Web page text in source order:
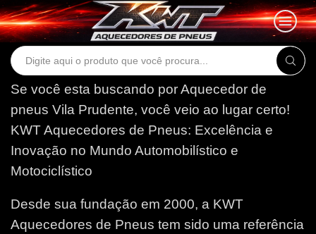
Search
Se você esta buscando por Aquecedor de
pneus Vila Prudente, você veio ao lugar certo!
KWT Aquecedores de Pneus: Excelência e
Inovação no Mundo Automobilístico e
Motociclístico
Desde sua fundação em 2000, a KWT
Aquecedores de Pneus tem sido uma referência